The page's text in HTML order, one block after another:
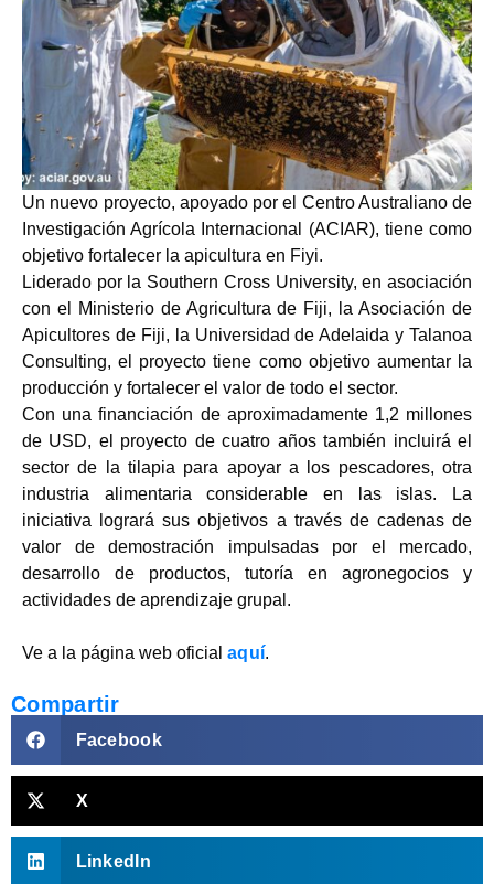
Un nuevo proyecto, apoyado por el Centro Australiano de
Investigación Agrícola Internacional (ACIAR), tiene como
objetivo fortalecer la apicultura en Fiyi.
Liderado por la Southern Cross University, en asociación
con el Ministerio de Agricultura de Fiji, la Asociación de
Apicultores de Fiji, la Universidad de Adelaida y Talanoa
Consulting, el proyecto tiene como objetivo aumentar la
producción y fortalecer el valor de todo el sector.
Con una financiación de aproximadamente 1,2 millones
de USD, el proyecto de cuatro años también incluirá el
sector de la tilapia para apoyar a los pescadores, otra
industria alimentaria considerable en las islas. La
iniciativa logrará sus objetivos a través de cadenas de
valor de demostración impulsadas por el mercado,
desarrollo de productos, tutoría en agronegocios y
actividades de aprendizaje grupal.
Ve a la página web oficial aquí.
Compartir
Facebook
X
LinkedIn